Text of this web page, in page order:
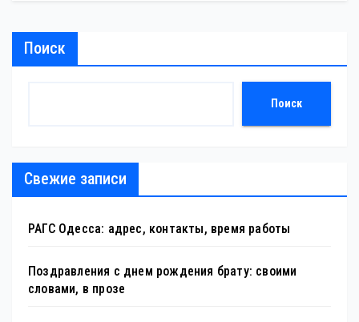
Поиск
Поиск
Свежие записи
РАГС Одесса: адрес, контакты, время работы
Поздравления с днем рождения брату: своими
словами, в прозе